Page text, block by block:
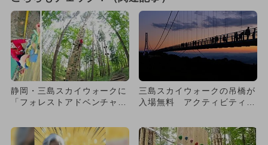
静岡・三島スカイウォークに
「フォレストアドベンチャ
三島スカイウォークの吊橋が
入場無料 アクティビティ遊